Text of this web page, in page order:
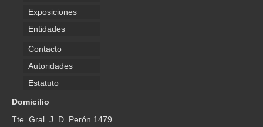
Exposiciones
Entidades
Contacto
Autoridades
Estatuto
Domicilio
Tte. Gral. J. D. Perón 1479